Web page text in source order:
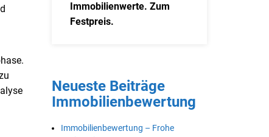
Immobilienwerte. Zum
Festpreis.
Neueste Beiträge
Immobilienbewertung
Immobilienbewertung – Frohe